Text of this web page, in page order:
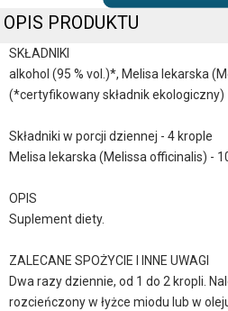
OPIS PRODUKTU
SKŁADNIKI
alkohol (95 % vol.)*, Melisa lekarska
(*certyfikowany składnik ekologiczny)
Składniki w porcji dziennej - 4 krople
Melisa lekarska (Melissa officinalis) -
OPIS
Suplement diety.
ZALECANE SPOŻYCIE I INNE UWAGI
Dwa razy dziennie, od 1 do 2 kropli.
rozcieńczony w łyżce miodu lub w